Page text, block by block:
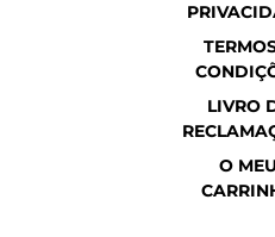
LIVRO
O